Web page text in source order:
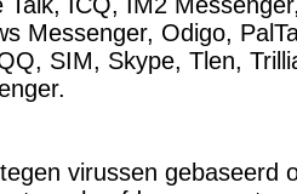
Messenger, Odigo,
SIM, Skype, Tlen,
virussen gebaseerd